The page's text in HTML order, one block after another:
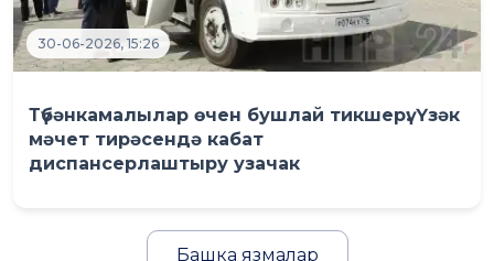
30-06-2026, 15:26
Түбәнкамалылар өчен бушлай тикшерү: Үзәк
мәчет тирәсендә кабат
диспансерлаштыру узачак
Башка язмалар